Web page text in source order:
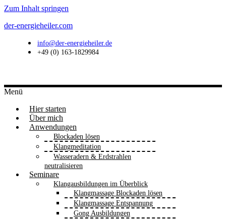
Zum Inhalt springen
der-energieheiler.com
info@der-energieheiler.de
+49 (0) 163-1829984
Menü
Hier starten
Über mich
Anwendungen
Blockaden lösen
Klangmeditation
Wasseradern & Erdstrahlen
neutralisieren
Seminare
Klangausbildungen im Überblick
Klangmassage Blockaden lösen
Klangmassage Entspannung
Gong Ausbildungen